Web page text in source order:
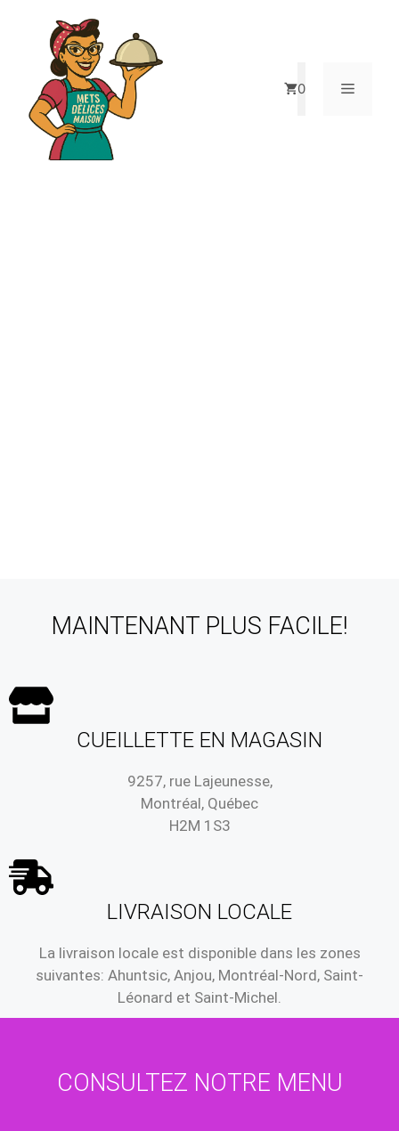
0
MAINTENANT PLUS FACILE!
CUEILLETTE EN MAGASIN
9257, rue Lajeunesse,
Montréal, Québec
H2M 1S3
LIVRAISON LOCALE
La livraison locale est disponible dans les zones
suivantes: Ahuntsic, Anjou, Montréal-Nord, Saint-
Léonard et Saint-Michel.
CONSULTEZ NOTRE MENU